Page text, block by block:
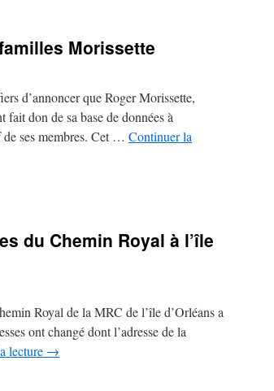
Morissette
d’annoncer que Roger Morissette,
don de sa base de données à
de ses membres. Cet … Continuer la
du Chemin Royal à l’île
Royal de la MRC de l’île d’Orléans a
ont changé dont l’adresse de la
lecture →